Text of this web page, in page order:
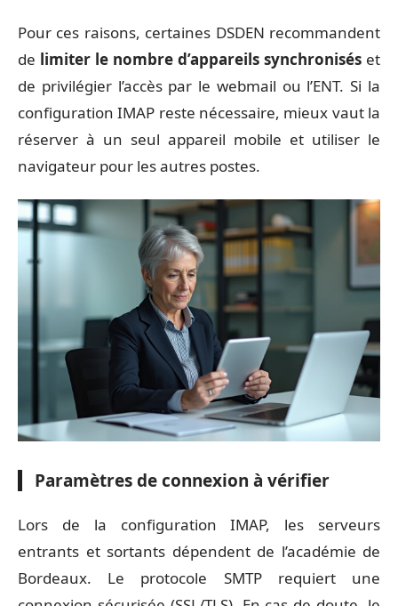
Pour ces raisons, certaines DSDEN recommandent
de limiter le nombre d’appareils synchronisés et
de privilégier l’accès par le webmail ou l’ENT. Si la
configuration IMAP reste nécessaire, mieux vaut la
réserver à un seul appareil mobile et utiliser le
navigateur pour les autres postes.
Paramètres de connexion à vérifier
Lors de la configuration IMAP, les serveurs
entrants et sortants dépendent de l’académie de
Bordeaux. Le protocole SMTP requiert une